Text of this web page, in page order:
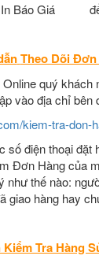
In Báo Giá để
Theo Dõi Đơn
quý khách
vào địa chỉ bên
kiem-tra-don-
số điện thoại đặt
Đơn Hàng của
như thế nào:
giao hàng hay
Kiểm Tra Hàng